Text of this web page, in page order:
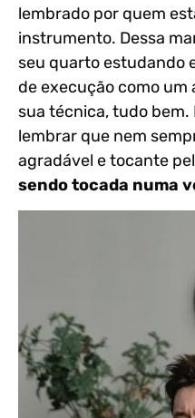
lembrado por quem
instrumento. Dessa
seu quarto estudando
de execução como
sua técnica, tudo
lembrar que nem
agradável e tocante
sendo tocada numa